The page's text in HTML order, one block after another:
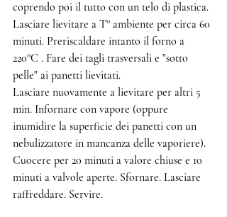
coprendo poi il tutto con un telo di plastica.
Lasciare lievitare a T° ambiente per circa 60
minuti. Preriscaldare intanto il forno a
220°C . Fare dei tagli trasversali e "sotto
pelle" ai panetti lievitati.
Lasciare nuovamente a lievitare per altri 5
min. Infornare con vapore (oppure
inumidire la superficie dei panetti con un
nebulizzatore in mancanza delle vaporiere).
Cuocere per 20 minuti a valore chiuse e 10
minuti a valvole aperte. Sfornare. Lasciare
raffreddare. Servire.